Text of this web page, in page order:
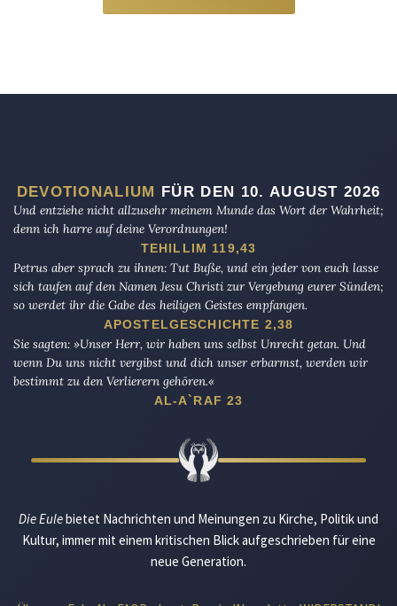
DEVOTIONALIUM FÜR DEN 10. AUGUST 2026
Und entziehe nicht allzusehr meinem Munde das Wort der Wahrheit;
denn ich harre auf deine Verordnungen!
TEHILLIM 119,43
Petrus aber sprach zu ihnen: Tut Buße, und ein jeder von euch lasse
sich taufen auf den Namen Jesu Christi zur Vergebung eurer Sünden;
so werdet ihr die Gabe des heiligen Geistes empfangen.
APOSTELGESCHICHTE 2,38
Sie sagten: »Unser Herr, wir haben uns selbst Unrecht getan. Und
wenn Du uns nicht vergibst und dich unser erbarmst, werden wir
bestimmt zu den Verlierern gehören.«
AL-A`RAF 23
Die Eulebietet Nachrichten und Meinungen zu Kirche, Politik und
Kultur, immer mit einem kritischen Blick aufgeschrieben für eine
neue Generation.